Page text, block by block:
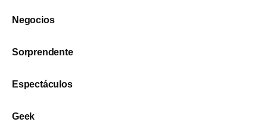
Negocios
Sorprendente
Espectáculos
Geek